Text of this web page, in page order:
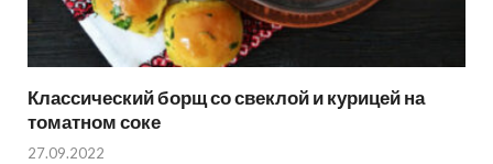
Классический борщ со свеклой и курицей на
томатном соке
27.09.2022